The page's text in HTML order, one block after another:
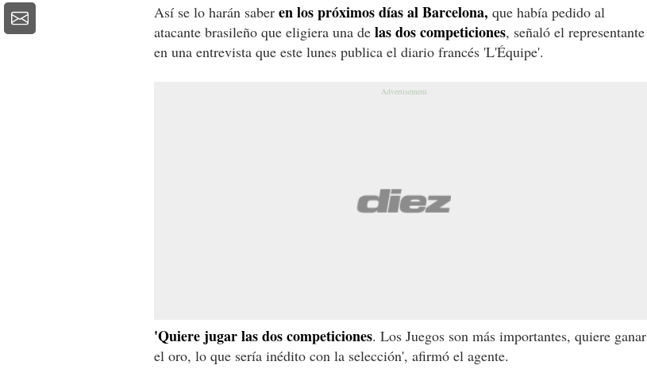
Así se lo harán saber en los próximos días al Barcelona, que había pedido al
atacante brasileño que eligiera una de las dos competiciones, señaló el representante
en una entrevista que este lunes publica el diario francés 'L'Équipe'.
'Quiere jugar las dos competiciones. Los Juegos son más importantes, quiere ganar
el oro, lo que sería inédito con la selección', afirmó el agente.